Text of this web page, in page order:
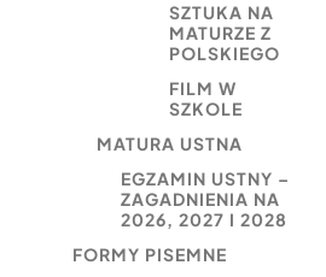
SZTUKA NA
MATURZE Z
POLSKIEGO
FILM W
SZKOLE
MATURA USTNA
EGZAMIN USTNY –
ZAGADNIENIA NA
2026, 2027 I 2028
FORMY PISEMNE